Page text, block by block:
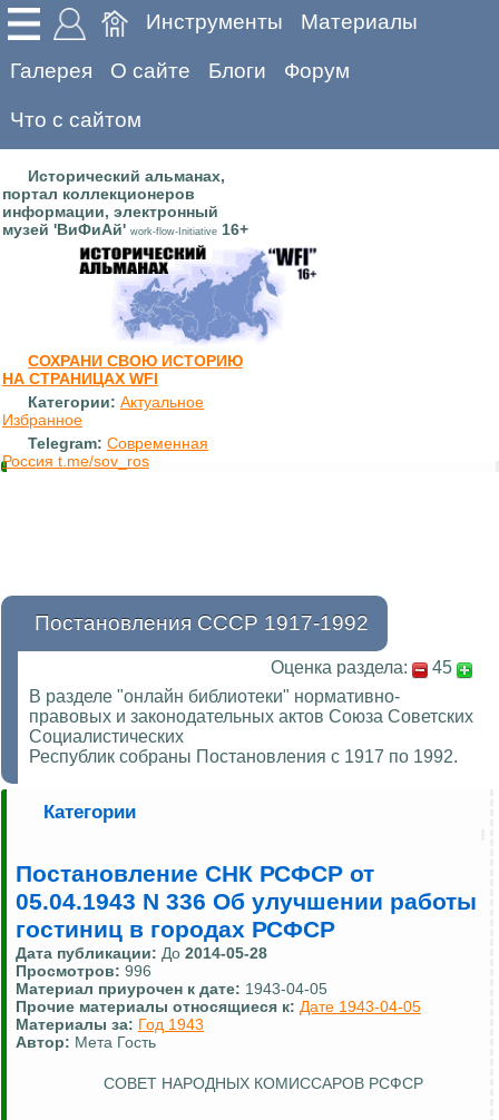
Инструменты Материалы
Галерея О сайте Блоги Форум
Что с сайтом
Исторический альманах,
портал коллекционеров
информации, электронный
музей 'ВиФиАй' work-flow-Initiative 16+
СОХРАНИ СВОЮ ИСТОРИЮ
НА СТРАНИЦАХ WFI
Категории: Актуальное
Избранное
Telegram: Современная
Россия t.me/sov_ros
Постановления СССР 1917-1992
Оценка раздела:
45
В разделе "онлайн библиотеки" нормативно-
правовых и законодательных актов Союза Советских
Социалистических
Республик собраны Постановления с 1917 по 1992.
Категории
Постановление СНК РСФСР от
05.04.1943 N 336 Об улучшении работы
гостиниц в городах РСФСР
Дата публикации: До 2014-05-28
Просмотров: 996
Материал приурочен к дате: 1943-04-05
Прочие материалы относящиеся к: Дате 1943-04-05
Материалы за: Год 1943
Автор: Мета Гость
СОВЕТ НАРОДНЫХ КОМИССАРОВ РСФСР